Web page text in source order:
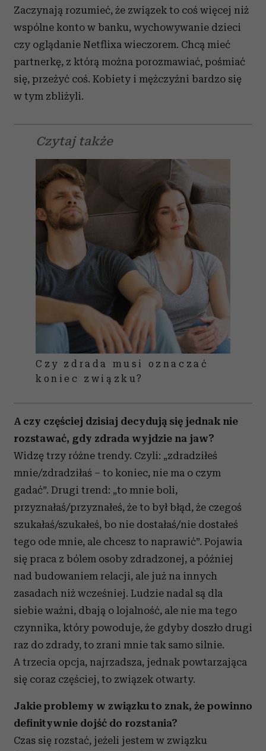
Zaczynają rozumieć, że związek to coś więcej niż
wspólne konto w banku, wychowywanie dzieci
czy oglądanie Netflixa wieczorem. Chcą mieć
partnerkę, z którą można porozmawiać, pośmiać
się, przeżyć coś. Kobiety i mężczyźni bardzo się
w tym zbliżyli.
Czytaj także
Czy zdrada musi oznaczać
koniec związku?
A czy częściej dzisiaj decydują się jednak nie
rozstawać, gdy zdrada wyjdzie na jaw?
Widzę trzy różne trendy. Czyli: „zdradziłeś
mnie/zdradziłaś – to koniec, nie ma o czym
gadać”. Drugi trend: „to mnie boli,
przyznałaś/przyznałeś, że to był błąd, że czegoś
szukałaś/szukałeś, bo nie dostałaś/nie dostałeś
tego ode mnie, ale chcesz to naprawić”. Pojawia
się praca z bólem osoby zdradzonej, a później
nad budowaniem relacji, ale już na innych
zasadach niż wcześniej. Ludzie nadal są dla
siebie ważni, dbają o lojalność, ale nie ma tego
czynnika, który powoduje, że gdyby doszło drugi
raz do zdrady, to zrani mnie tak samo silnie.
A trzecia opcja, najrzadsza, jednak powtarzająca
się coraz częściej, to związek otwarty.
Jakie problemy w związku to znak, że powinno
definitywnie dojść do rozstania?
Czas się rozstać, jeżeli jestem w związku